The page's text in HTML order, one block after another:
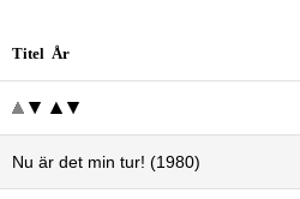
Titel År
Nu är det min tur! (1980)